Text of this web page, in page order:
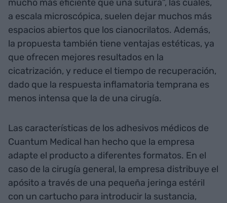
mucho más eficiente que una sutura”, las cuales,
a escala microscópica, suelen dejar muchos más
espacios abiertos que los cianocrilatos. Además,
la propuesta también tiene ventajas estéticas, ya
que ofrecen mejores resultados en la
cicatrización, y reduce el tiempo de recuperación,
dado que la respuesta inflamatoria temprana es
menos intensa que la de una cirugía.
Las características de los adhesivos médicos de
Cuantum Medical han hecho que la empresa
adapte el producto a diferentes formatos. En el
caso de la cirugía general, la empresa distribuye el
apósito a través de una pequeña jeringa estéril
con un cartucho para introducir la sustancia,